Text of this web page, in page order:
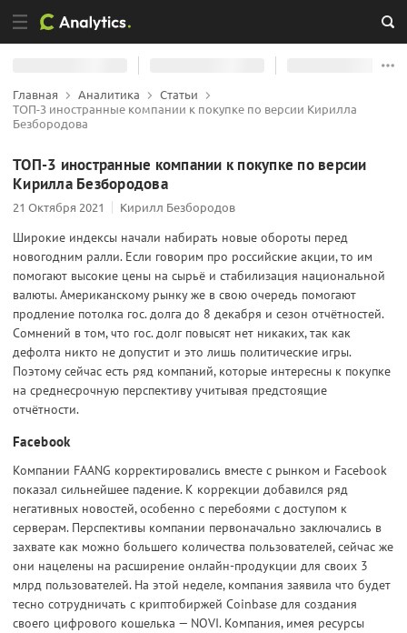
Главная Аналитика
Статьи
ТОП-3 иностранные компании к покупке по версии Кирилла
Безбородова
ТОП-3 иностранные компании к покупке по версии
Кирилла Безбородова
21 Октября 2021 Кирилл Безбородов
Широкие индексы начали набирать новые обороты перед
новогодним ралли. Если говорим про российские акции, то им
помогают высокие цены на сырьё и стабилизация национальной
валюты. Американскому рынку же в свою очередь помогают
продление потолка гос. долга до 8 декабря и сезон отчётностей.
Сомнений в том, что гос. долг повысят нет никаких, так как
дефолта никто не допустит и это лишь политические игры.
Поэтому сейчас есть ряд компаний, которые интересны к покупке
на среднесрочную перспективу учитывая предстоящие
отчётности.
Facebook
Компании FAANG корректировались вместе с рынком и Facebook
показал сильнейшее падение. К коррекции добавился ряд
негативных новостей, особенно с перебоями с доступом к
серверам. Перспективы компании первоначально заключались в
захвате как можно большего количества пользователей, сейчас же
они нацелены на расширение онлайн-продукции для своих 3
млрд пользователей. На этой неделе, компания заявила что будет
тесно сотрудничать с криптобиржей Coinbase для создания
своего цифрового кошелька — NOVI. Компания, имея ресурсы